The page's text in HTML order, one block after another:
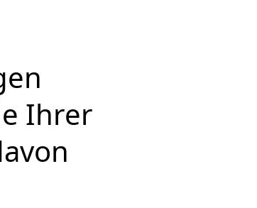
Ihrer